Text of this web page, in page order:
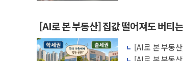
[AI로 본 부동산] 집값 떨어져도 버티
[AI로 본 부동
비용 따져보니